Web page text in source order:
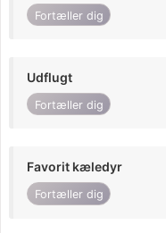
Fortæller dig
Udflugt
Fortæller dig
Favorit kæledyr
Fortæller dig